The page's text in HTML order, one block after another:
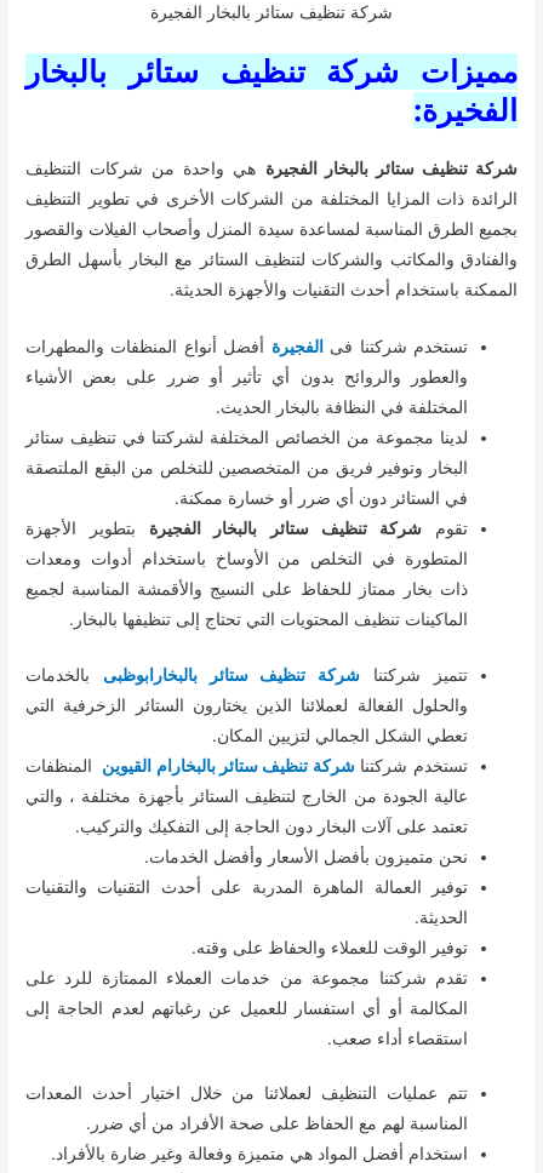
شركة تنظيف ستائر بالبخار الفجيرة
مميزات شركة تنظيف ستائر بالبخار
الفخيرة:
شركة تنظيف ستائر بالبخار الفجيرة هي واحدة من شركات التنظيف
الرائدة ذات المزايا المختلفة من الشركات الأخرى في تطوير التنظيف
بجميع الطرق المناسبة لمساعدة سيدة المنزل وأصحاب الفيلات والقصور
والفنادق والمكاتب والشركات لتنظيف الستائر مع البخار بأسهل الطرق
الممكنة باستخدام أحدث التقنيات والأجهزة الحديثة.
تستخدم شركتنا فى الفجيرة أفضل أنواع المنظفات والمطهرات
والعطور والروائح بدون أي تأثير أو ضرر على بعض الأشياء
المختلفة في النظافة بالبخار الحديث.
لدينا مجموعة من الخصائص المختلفة لشركتنا في تنظيف ستائر
البخار وتوفير فريق من المتخصصين للتخلص من البقع الملتصقة
في الستائر دون أي ضرر أو خسارة ممكنة.
تقومشركة تنظيف ستائر بالبخار الفجيرة بتطوير الأجهزة
المتطورة في التخلص من الأوساخ باستخدام أدوات ومعدات
ذات بخار ممتاز للحفاظ على النسيج والأقمشة المناسبة لجميع
الماكينات تنظيف المحتويات التي تحتاج إلى تنظيفها بالبخار.
تتميز شركتنا شركة تنظيف ستائر بالبخارابوظبى بالخدمات
والحلول الفعالة لعملائنا الذين يختارون الستائر الزخرفية التي
تعطي الشكل الجمالي لتزيين المكان.
تستخدم شركتناشركة تنظيف ستائر بالبخارام القيوين
المنظفات
عالية الجودة من الخارج لتنظيف الستائر بأجهزة مختلفة ، والتي
تعتمد على آلات البخار دون الحاجة إلى التفكيك والتركيب.
نحن متميزون بأفضل الأسعار وأفضل الخدمات.
توفير العمالة الماهرة المدربة على أحدث التقنيات والتقنيات
الحديثة.
توفير الوقت للعملاء والحفاظ على وقته.
تقدم شركتنا مجموعة من خدمات العملاء الممتازة للرد على
المكالمة أو أي استفسار للعميل عن رغباتهم لعدم الحاجة إلى
استقصاء أداء صعب.
تتم عمليات التنظيف لعملائنا من خلال اختيار أحدث المعدات
المناسبة لهم مع الحفاظ على صحة الأفراد من أي ضرر.
استخدام أفضل المواد هي متميزة وفعالة وغير ضارة بالأفراد.